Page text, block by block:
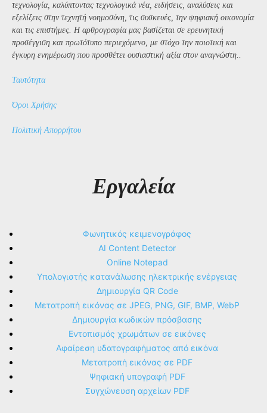
τεχνολογία, καλύπτοντας τεχνολογικά νέα, ειδήσεις, αναλύσεις και
εξελίξεις στην τεχνητή νοημοσύνη, τις συσκευές, την ψηφιακή οικονομία
και τις επιστήμες. Η αρθρογραφία μας βασίζεται σε ερευνητική
προσέγγιση και πρωτότυπο περιεχόμενο, με στόχο την ποιοτική και
έγκυρη ενημέρωση που προσθέτει ουσιαστική αξία στον αναγνώστη..
Ταυτότητα
Όροι Χρήσης
Πολιτική Απορρήτου
Εργαλεία
Φωνητικός κειμενογράφος
AI Content Detector
Online Notepad
Υπολογιστής κατανάλωσης ηλεκτρικής ενέργειας
Δημιουργία QR Code
Μετατροπή εικόνας σε JPEG, PNG, GIF, BMP, WebP
Δημιουργία κωδικών πρόσβασης
Εντοπισμός χρωμάτων σε εικόνες
Αφαίρεση υδατογραφήματος από εικόνα
Μετατροπή εικόνας σε PDF
Ψηφιακή υπογραφή PDF
Συγχώνευση αρχείων PDF